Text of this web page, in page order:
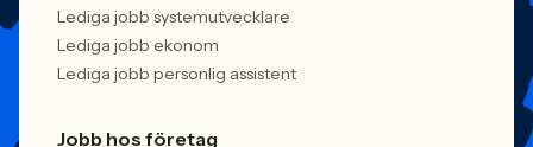
Lediga jobb systemutvecklare
Lediga jobb ekonom
Lediga jobb personlig assistent
Jobb hos företag